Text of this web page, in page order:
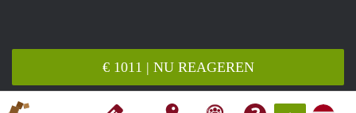
€ 1011 | NU REAGEREN